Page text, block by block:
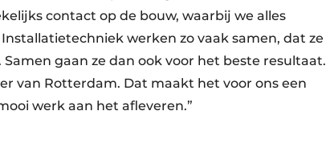
contact op de bouw, waarbij we alles
werken zo vaak samen, dat ze
gaan ze dan ook voor het beste resultaat.
van Rotterdam. Dat maakt het voor ons een
werk aan het afleveren.”